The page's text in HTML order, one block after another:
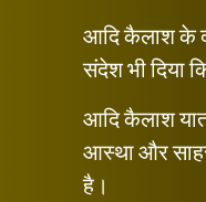
आदि कैलाश के
संदेश भी दिया
आदि कैलाश
आस्था और साहस
है।